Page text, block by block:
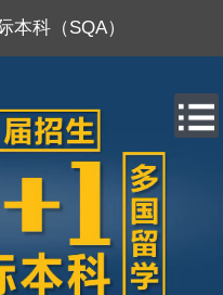
本科（SQA）